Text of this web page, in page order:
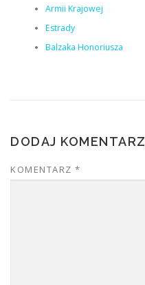
Armii Krajowej
Estrady
Balzaka Honoriusza
DODAJ KOMENTARZ
KOMENTARZ *